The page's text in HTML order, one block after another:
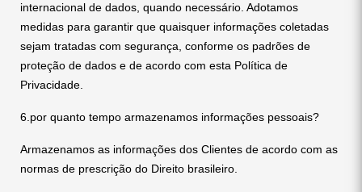
internacional de dados, quando necessário. Adotamos
medidas para garantir que quaisquer informações coletadas
sejam tratadas com segurança, conforme os padrões de
proteção de dados e de acordo com esta Política de
Privacidade.
6.por quanto tempo armazenamos informações pessoais?
Armazenamos as informações dos Clientes de acordo com as
normas de prescrição do Direito brasileiro.